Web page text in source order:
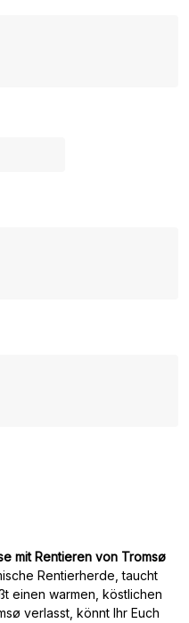
mit Rentieren von Tromsø
Rentierherde, taucht
einen warmen, köstlichen
verlasst, könnt Ihr Euch